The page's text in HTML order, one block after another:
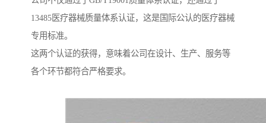
13485医疗器械质量体系认证，这是国际公认的医疗器械
专用标准。
这两个认证的获得，意味着公司在设计、生产、服务等
各个环节都符合严格要求。